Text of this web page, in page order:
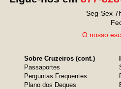
Seg-Sex
O nosso
Sobre Cruzeiros (cont.)
Passaportes
Perguntas Frequentes
Plano dos Deques